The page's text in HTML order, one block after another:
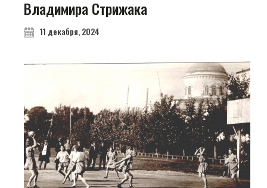
Владимира Стрижака
11 декабря, 2024